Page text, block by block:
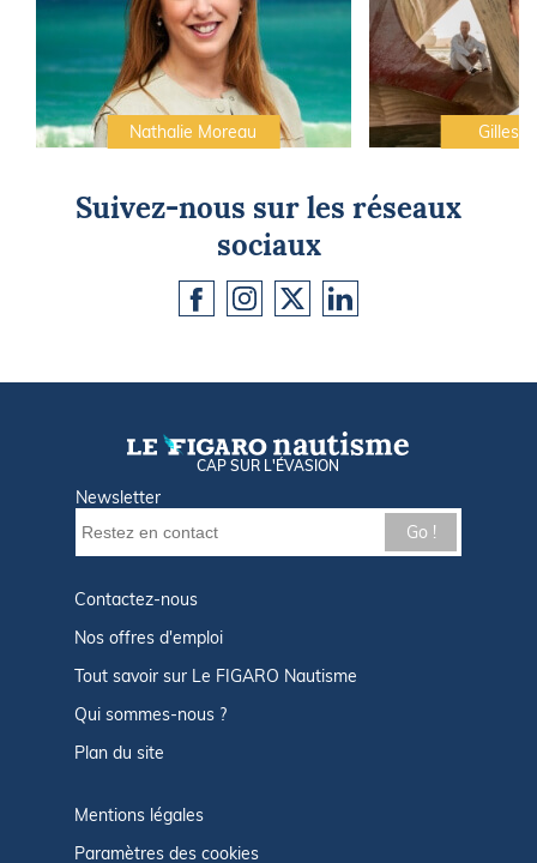
Nathalie Moreau Gilles
Suivez-nous sur les réseaux
sociaux
CAP SUR L'ÉVASION
Newsletter
Go !
Contactez-nous
Nos offres d'emploi
Tout savoir sur Le FIGARO Nautisme
Qui sommes-nous ?
Plan du site
Mentions légales
Paramètres des cookies